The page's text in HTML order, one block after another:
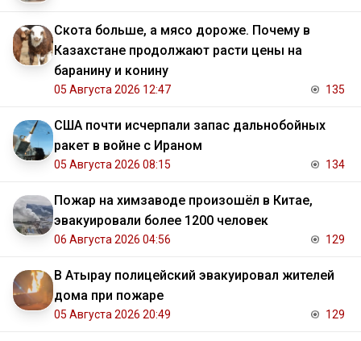
Скота больше, а мясо дороже. Почему в
Казахстане продолжают расти цены на
баранину и конину
05 Августа 2026 12:47 135
США почти исчерпали запас дальнобойных
ракет в войне с Ираном
05 Августа 2026 08:15 134
Пожар на химзаводе произошёл в Китае,
эвакуировали более 1200 человек
06 Августа 2026 04:56 129
В Атырау полицейский эвакуировал жителей
дома при пожаре
05 Августа 2026 20:49 129